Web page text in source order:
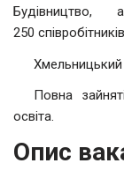
Будівництво,
250 співробітників
Хмельницький
Повна
освіта.
Опис